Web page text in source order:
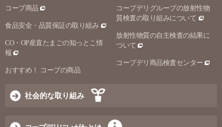
コープ商品
食品安全・品質保証の取り組み
CO・OP産直たまごの知っとこ情
報
おすすめ！ コープの商品
コープデリグループの放射性物
質検査の取り組みについて
放射性物質の自主検査の結果に
ついて
コープデリ商品検査センター
社会的な取り組み